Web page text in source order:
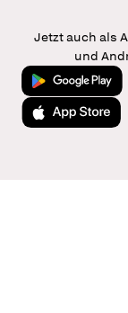
Jetzt auch als
und
Jetzt bei Google
Laden im App